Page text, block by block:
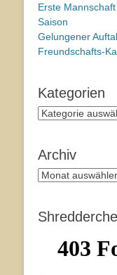
Erste
Saison
Gelungener
Freundschafts-
Kategorien
Kategorien
Archiv
Archiv